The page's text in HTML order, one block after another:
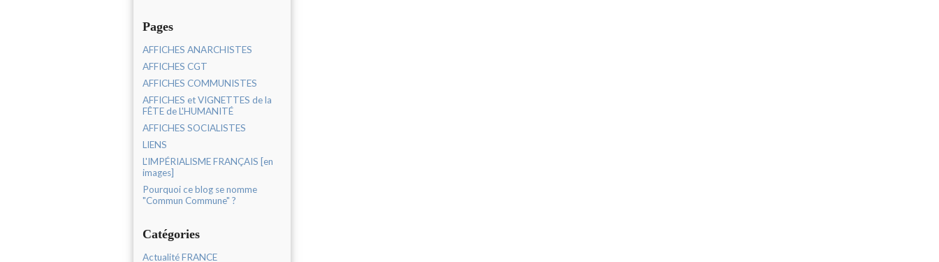
Pages
AFFICHES ANARCHISTES
AFFICHES CGT
AFFICHES COMMUNISTES
AFFICHES et VIGNETTES de la
FÊTE de L'HUMANITÉ
AFFICHES SOCIALISTES
LIENS
L'IMPÉRIALISME FRANÇAIS [en
images]
Pourquoi ce blog se nomme
"Commun Commune" ?
Catégories
Actualité FRANCE